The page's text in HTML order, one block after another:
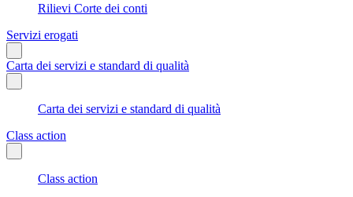
Rilievi Corte dei conti
Servizi erogati
Carta dei servizi e standard di qualità
Carta dei servizi e standard di qualità
Class action
Class action